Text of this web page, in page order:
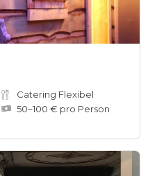
Catering Flexibel
50–100 € pro Person